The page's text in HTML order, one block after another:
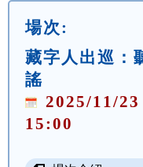
場次:
藏字人出巡：
謠
2025/11/
15:00